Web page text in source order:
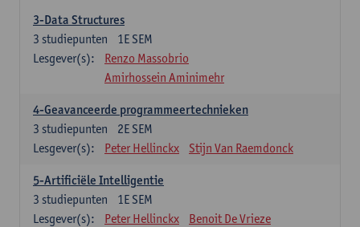
3-Data Structures
1E SEM
3 studiepunten
Lesgever(s):
Renzo Massobrio
Amirhossein Aminimehr
4-Geavanceerde programmeertechnieken
2E SEM
3 studiepunten
Lesgever(s):
Peter Hellinckx Stijn Van Raemdonck
5-Artificiële Intelligentie
1E SEM
3 studiepunten
Lesgever(s):
Peter Hellinckx
Benoit De Vrieze